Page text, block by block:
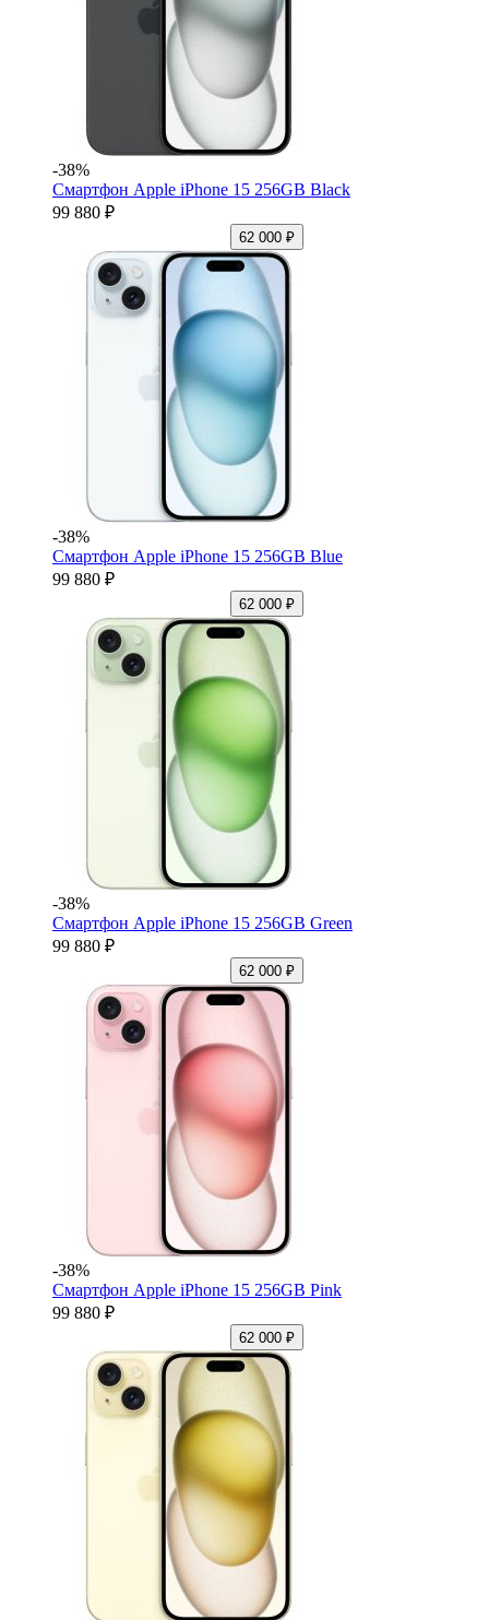
-38%
Смартфон Apple iPhone 15 256GB Black
99 880 ₽
62 000 ₽
-38%
Смартфон Apple iPhone 15 256GB Blue
99 880 ₽
62 000 ₽
-38%
Смартфон Apple iPhone 15 256GB Green
99 880 ₽
62 000 ₽
-38%
Смартфон Apple iPhone 15 256GB Pink
99 880 ₽
62 000 ₽